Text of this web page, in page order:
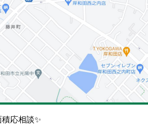
応相談✨